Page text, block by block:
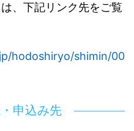
、下記リンク先をご覧
hodoshiryo/shimin/00
申込み先